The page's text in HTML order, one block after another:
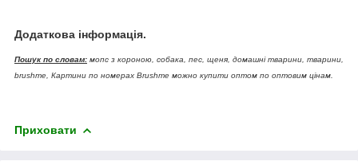
Додаткова інформація.
Пошук по словам: мопс з короною, собака, пес, щеня, домашні тварини, тварини,
brushme, Картини по номерах Brushme можно купити оптом по оптовим цінам.
Приховати